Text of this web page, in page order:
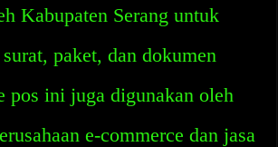
Kabupaten Serang untuk
paket, dan dokumen
pos ini juga digunakan oleh
e-commerce dan jasa